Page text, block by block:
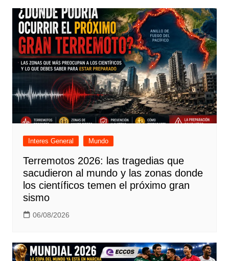
entradas
Interes General Mundo
Terremotos 2026: las tragedias que
sacudieron al mundo y las zonas donde
los científicos temen el próximo gran
sismo
06/08/2026